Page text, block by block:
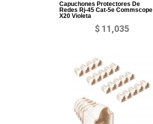
Capuchones Protectores De
Redes Rj-45 Cat-5e Commscope
X20 Violeta
$ 11,035